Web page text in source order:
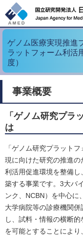
ゲノム医療実現推進
ラットフォーム利活
度）
事業概要
「ゲノム研究プラ
は
「ゲノム研究プラット
現に向けた研究の推進
利活用促進環境を整備
築する事業です。3大バ
ンク、NCBN）を中心に
大学病院等の診療機関
し、試料・情報の横断
を可能とすることによ